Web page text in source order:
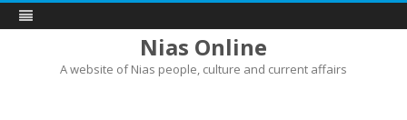
Nias Online
A website of Nias people, culture and current affairs